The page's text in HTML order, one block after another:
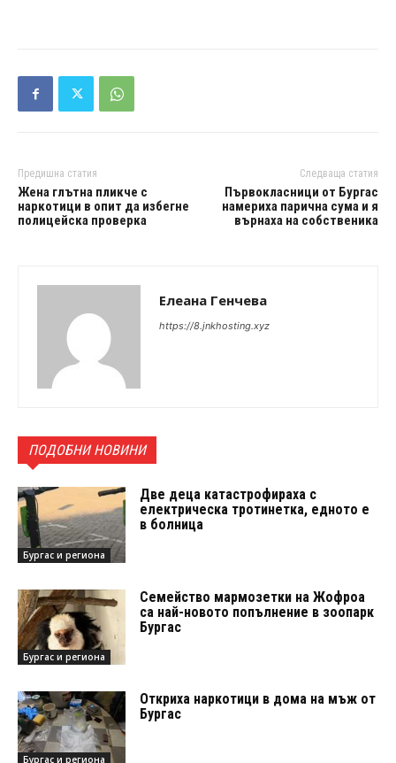
Предишна статия
Жена глътна пликче с
наркотици в опит да избегне
полицейска проверка
Следваща статия
Първокласници от Бургас
намериха парична сума и я
върнаха на собственика
Елеана Генчева
https://8.jnkhosting.xyz
ПОДОБНИ НОВИНИ
Бургас и региона
Две деца катастрофираха с
електрическа тротинетка, едното е
в болница
Бургас и региона
Семейство мармозетки на Жофроа
са най-новото попълнение в зоопарк
Бургас
Бургас и региона
Откриха наркотици в дома на мъж от
Бургас